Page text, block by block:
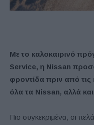
Με το καλοκαιρινό
Service, η Nissan
φροντίδα πριν από τις
όλα τα Nissan, αλλά
Πιο συγκεκριμένα, οι